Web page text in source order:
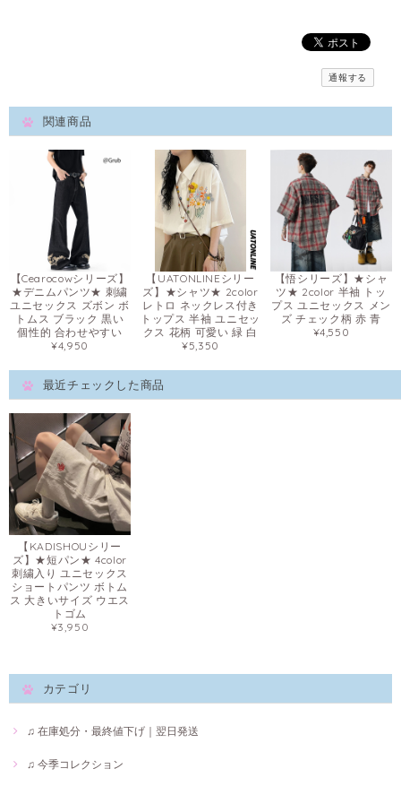
通報する
関連商品
【Cearocowシリーズ】
★デニムパンツ★ 刺繍
ユニセックス ズボン ボ
トムス ブラック 黒い
個性的 合わせやすい
¥4,950
【UATONLINEシリー
ズ】★シャツ★ 2color
レトロ ネックレス付き
トップス 半袖 ユニセッ
クス 花柄 可愛い 緑 白
¥5,350
【悟シリーズ】★シャ
ツ★ 2color 半袖 トッ
プス ユニセックス メン
ズ チェック柄 赤 青
¥4,550
最近チェックした商品
【KADISHOUシリー
ズ】★短パン★ 4color
刺繍入り ユニセックス
ショートパンツ ボトム
ス 大きいサイズ ウエス
トゴム
¥3,950
カテゴリ
♫ 在庫処分・最終値下げ｜翌日発送
♫ 今季コレクション